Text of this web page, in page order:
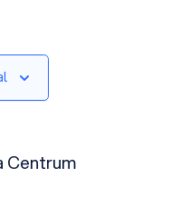
Centrum